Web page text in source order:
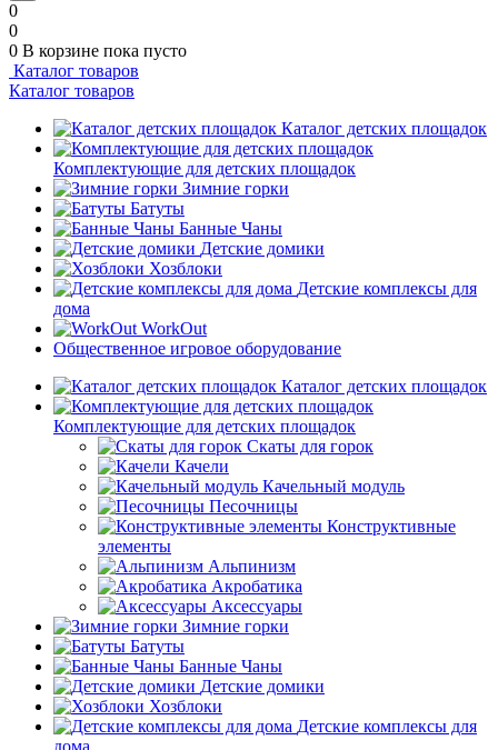
0
0
0 В корзине пока пусто
Каталог товаров
Каталог товаров
Каталог детских площадок
Комплектующие для детских площадок
Зимние горки
Батуты
Банные Чаны
Детские домики
Хозблоки
Детские комплексы для
дома
WorkOut
Общественное игровое оборудование
Каталог детских площадок
Комплектующие для детских площадок
Скаты для горок
Качели
Качельный модуль
Песочницы
Конструктивные
элементы
Альпинизм
Акробатика
Аксессуары
Зимние горки
Батуты
Банные Чаны
Детские домики
Хозблоки
Детские комплексы для
дома